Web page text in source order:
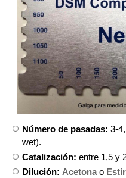
Número de pasadas: 3-
wet).
Catalización: entre 1,5 y
Dilución: Acetona o